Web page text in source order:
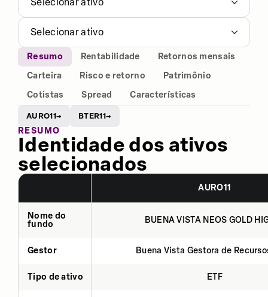
Selecionar ativo
Resumo Rentabilidade
Retornos mensais
Carteira
Risco e retorno
Patrimônio
Cotistas
Spread Características
AURO11→ BTER11→
RESUMO
Identidade dos ativos
selecionados
AURO11
Nome do
fundo
BUENA VISTA NEOS GOLD
Gestor Buena Vista Gestora de
Tipo de ativo ETF